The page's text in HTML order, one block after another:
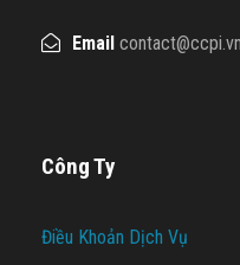
Email contact@ccpi.vn
Công Ty
Điều Khoản Dịch Vụ